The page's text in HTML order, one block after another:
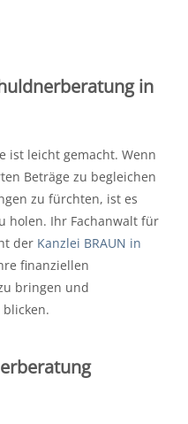
in
ist leicht gemacht. Wenn
Beträge zu begleichen
zu fürchten, ist es
holen. Ihr Fachanwalt für
der Kanzlei BRAUN in
finanziellen
bringen und